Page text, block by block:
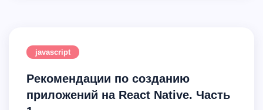
javascript
Рекомендации по созданию
приложений на React Native. Часть